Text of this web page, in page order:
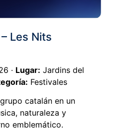
Les Nits
· Lugar: Jardins del
Festivales
catalán en un
naturaleza y
emblemático.